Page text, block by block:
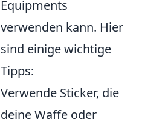
Equipments
verwenden kann. Hier
sind einige wichtige
Tipps:
Verwende Sticker, die
deine Waffe oder